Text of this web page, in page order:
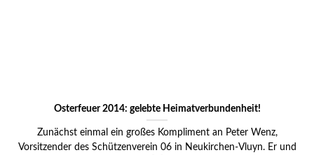
Osterfeuer 2014: gelebte Heimatverbundenheit!
Zunächst einmal ein großes Kompliment an Peter Wenz,
Vorsitzender des Schützenverein 06 in Neukirchen-Vluyn. Er und